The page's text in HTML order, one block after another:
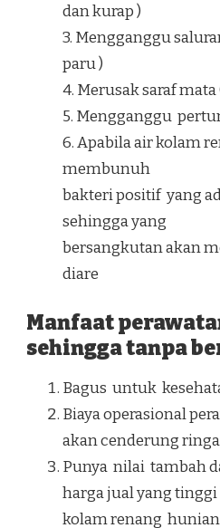
dan kurap )
3. Mengganggu
paru )
4. Merusak saraf
5. Mengganggu
6. Apabila air kolam
membunuh
bakteri positif yang
sehingga yang
bersangkutan akan
diare
Manfaat
sehingga tanpa
Bagus untuk
Biaya operasional
akan cenderung
Punya nilai tambah
harga jual yang
kolam renang